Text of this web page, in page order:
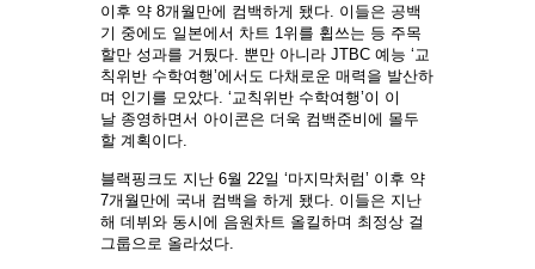
이후 약 8개월만에 컴백하게 됐다. 이들은 공백
기 중에도 일본에서 차트 1위를 휩쓰는 등 주목
할만 성과를 거뒀다. 뿐만 아니라 JTBC 예능 ‘교
칙위반 수학여행’에서도 다채로운 매력을 발산하
며 인기를 모았다. ‘교칙위반 수학여행’이 이
날 종영하면서 아이콘은 더욱 컴백준비에 몰두
할 계획이다.
블랙핑크도 지난 6월 22일 ‘마지막처럼’ 이후 약
7개월만에 국내 컴백을 하게 됐다. 이들은 지난
해 데뷔와 동시에 음원차트 올킬하며 최정상 걸
그룹으로 올라섰다.